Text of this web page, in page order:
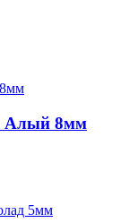
Алый 8мм